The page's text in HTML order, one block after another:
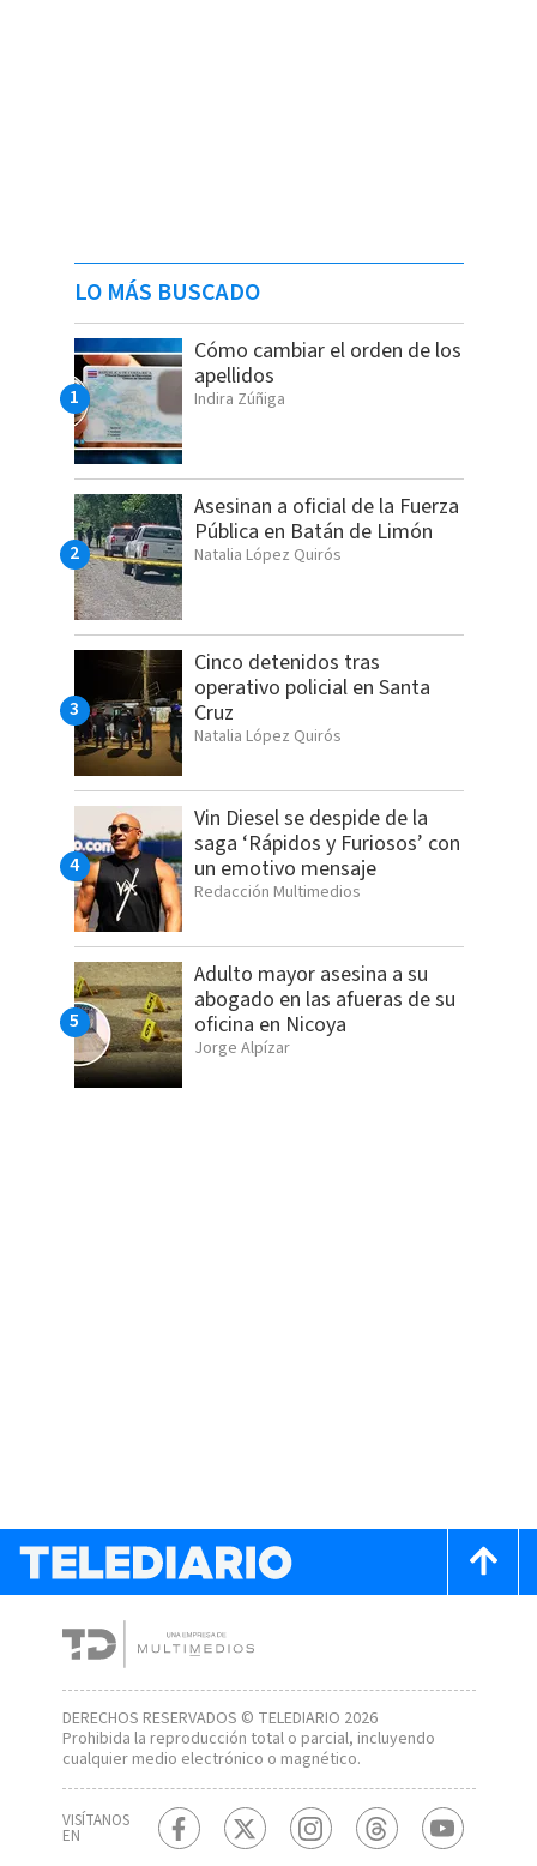
LO MÁS BUSCADO
Cómo cambiar el orden de los
apellidos
Indira Zúñiga
Asesinan a oficial de la Fuerza
Pública en Batán de Limón
Natalia López Quirós
Cinco detenidos tras
operativo policial en Santa
Cruz
Natalia López Quirós
Vin Diesel se despide de la
saga ‘Rápidos y Furiosos’ con
un emotivo mensaje
Redacción Multimedios
Adulto mayor asesina a su
abogado en las afueras de su
oficina en Nicoya
Jorge Alpízar
DERECHOS RESERVADOS © TELEDIARIO 2026
Prohibida la reproducción total o parcial, incluyendo
cualquier medio electrónico o magnético.
VISÍTANOS
EN